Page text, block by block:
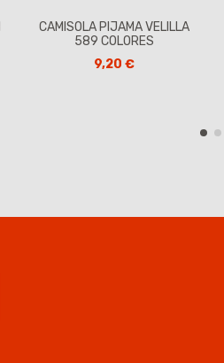
CAMISOLA PIJAMA VELILLA
589 COLORES
9,20 €